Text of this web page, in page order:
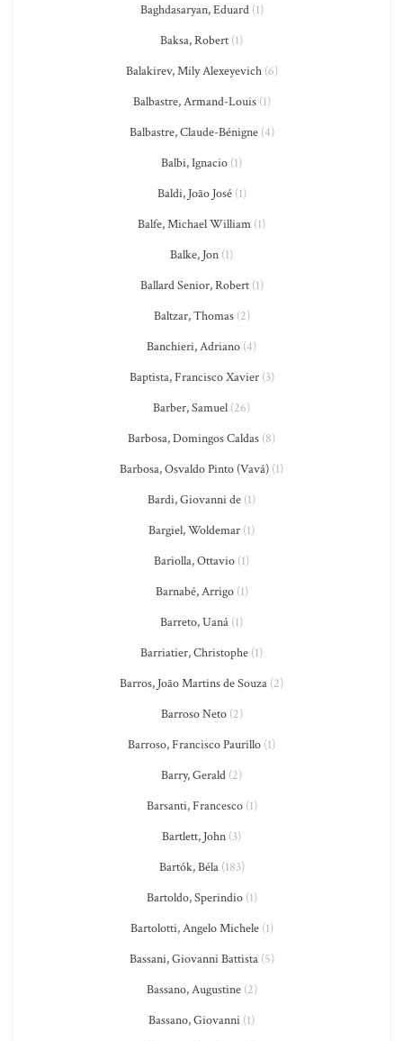
Baghdasaryan, Eduard(1)
Baksa, Robert (1)
Balakirev, Mily Alexeyevich(6)
Balbastre, Armand-Louis(1)
Balbastre, Claude-Bénigne(4)
Balbi, Ignacio (1)
Baldi, João José(1)
Balfe, Michael William (1)
Balke, Jon (1)
Ballard Senior, Robert(1)
Baltzar, Thomas(2)
Banchieri, Adriano (4)
Baptista, Francisco Xavier(3)
Barber, Samuel (26)
Barbosa, Domingos Caldas (8)
Barbosa, Osvaldo Pinto (Vavá) (1)
Bardi, Giovanni de (1)
Bargiel, Woldemar (1)
Bariolla, Ottavio (1)
Barnabé, Arrigo(1)
Barreto, Uaná (1)
Barriatier, Christophe (1)
Barros, João Martins de Souza (2)
Barroso Neto(2)
Barroso, Francisco Paurillo (1)
Barry, Gerald (2)
Barsanti, Francesco(1)
Bartlett, John (3)
Bartók, Béla(183)
Bartoldo, Sperindio(1)
Bartolotti, Angelo Michele(1)
Bassani, Giovanni Battista(5)
Bassano, Augustine(2)
Bassano, Giovanni (1)